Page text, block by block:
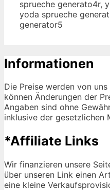
Informationen
Die Preise werden von
können Änderungen der
Angaben sind ohne
inklusive der gesetzlichen
*Affiliate Links
Wir finanzieren unsere
über unseren Link einen
eine kleine